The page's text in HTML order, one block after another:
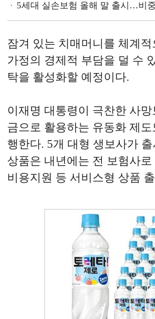
5세대 실손보험 올해 말 출시…비중증 비
잠겨 있는 치매머니를 체계
가정의 경제적 부담을 덜 수
탁을 활성화할 예정이다.
이재명 대통령이 극찬한 사
금으로 활용하는 유동화 제도
행한다. 5개 대형 생보사가
상품은 내년에는 전 보험사
비용지원 등 서비스형 상품